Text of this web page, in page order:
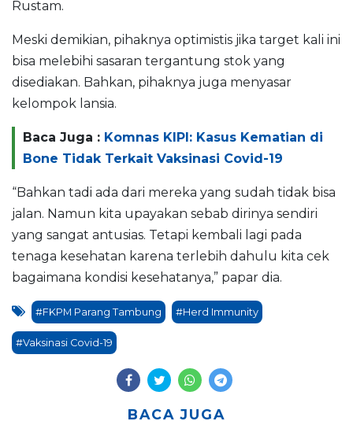
Rustam.
Meski demikian, pihaknya optimistis jika target kali ini
bisa melebihi sasaran tergantung stok yang
disediakan. Bahkan, pihaknya juga menyasar
kelompok lansia.
Baca Juga : Komnas KIPI: Kasus Kematian di
Bone Tidak Terkait Vaksinasi Covid-19
“Bahkan tadi ada dari mereka yang sudah tidak bisa
jalan. Namun kita upayakan sebab dirinya sendiri
yang sangat antusias. Tetapi kembali lagi pada
tenaga kesehatan karena terlebih dahulu kita cek
bagaimana kondisi kesehatanya,” papar dia.
#FKPM Parang Tambung #Herd Immunity
#Vaksinasi Covid-19
BACA JUGA